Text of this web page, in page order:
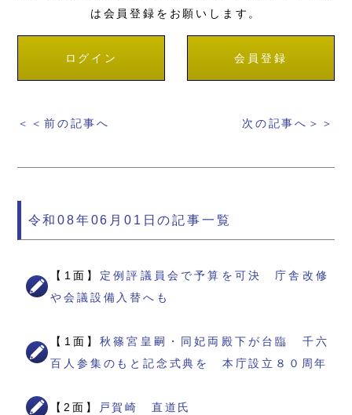
は会員登録をお願いします。
ログイン 会員登録
＜＜前の記事へ 次の記事へ＞＞
令和08年06月01日の記事一覧
【1面】 定例評議員会で予算を可決 庁舎改修
や会議設備入替へも
【1面】秋篠宮皇嗣・同妃両殿下が台臨 千六
百人参集のもと記念式典を 本庁設立８０周年
【2面】 戸賀崎 直道氏